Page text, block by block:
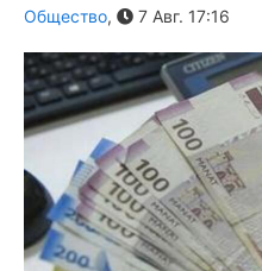
Общество, 7 Авг. 17:16